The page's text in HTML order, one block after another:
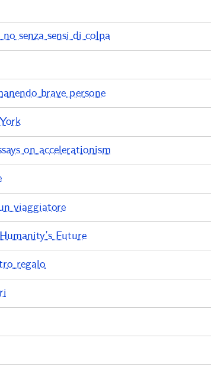
senza sensi di colpa
brave persone
on accelerationism
viaggiatore
Future
regalo